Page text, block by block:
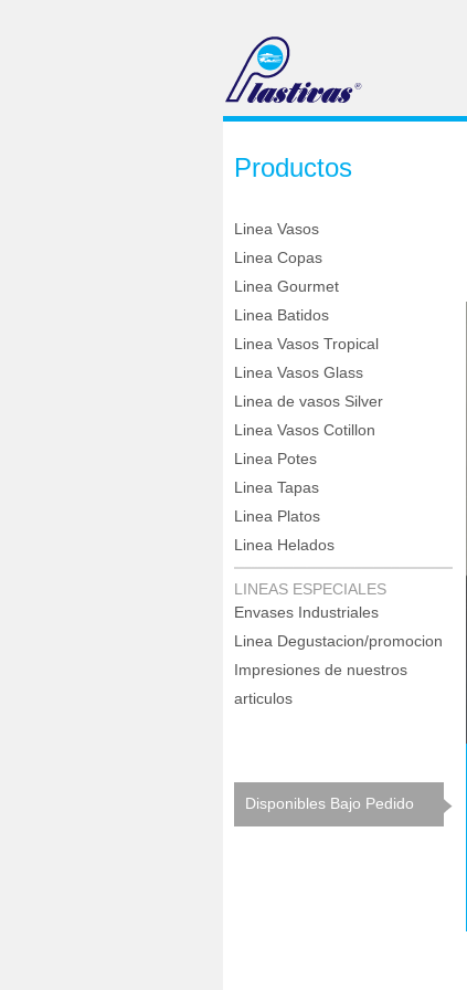
Productos
Linea Vasos
Linea Copas
Linea Gourmet
Linea Batidos
Linea Vasos Tropical
Linea Vasos Glass
Linea de vasos Silver
Linea Vasos Cotillon
Linea Potes
Linea Tapas
Linea Platos
Linea Helados
LINEAS ESPECIALES
Envases Industriales
Linea Degustacion/promocion
Impresiones de nuestros
articulos
Disponibles Bajo Pedido